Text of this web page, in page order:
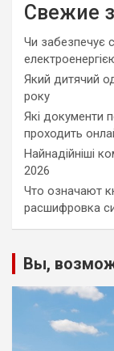
Свежие
Чи забезпечує
Який дитячий
року
Які документи
проходить
Найнадійніші
2026
Что означают
расшифровка
Вы,